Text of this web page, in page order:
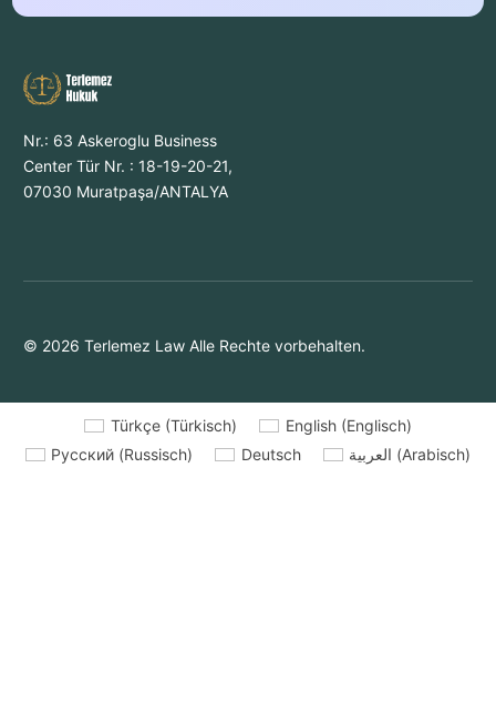
Nr.: 63 Askeroglu Business
Center Tür Nr. : 18-19-20-21,
07030 Muratpaşa/ANTALYA
© 2026 Terlemez Law Alle Rechte vorbehalten.
Türkçe (Türkisch) English(Englisch)
Русский (Russisch) Deutsch العربية (Arabisch)